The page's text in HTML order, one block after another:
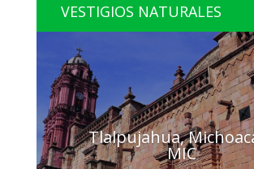
VESTIGIOS NATURALES
Tlalpujahua,
MIC